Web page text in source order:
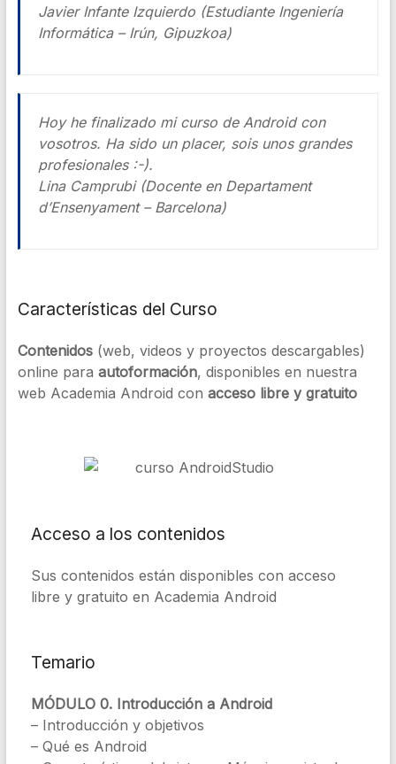
Javier Infante Izquierdo (Estudiante Ingeniería
Informática – Irún, Gipuzkoa)
Hoy he finalizado mi curso de Android con
vosotros. Ha sido un placer, sois unos grandes
profesionales :-).
Lina Camprubi (Docente en Departament
d’Ensenyament – Barcelona)
Características del Curso
Contenidos(web, videos y proyectos descargables)
online para autoformación, disponibles en nuestra
web Academia Android con acceso libre y gratuito
Acceso a los contenidos
Sus contenidos están disponibles con acceso
libre y gratuito en Academia Android
Temario
MÓDULO 0. Introducción a Android
– Introducción y objetivos
– Qué es Android